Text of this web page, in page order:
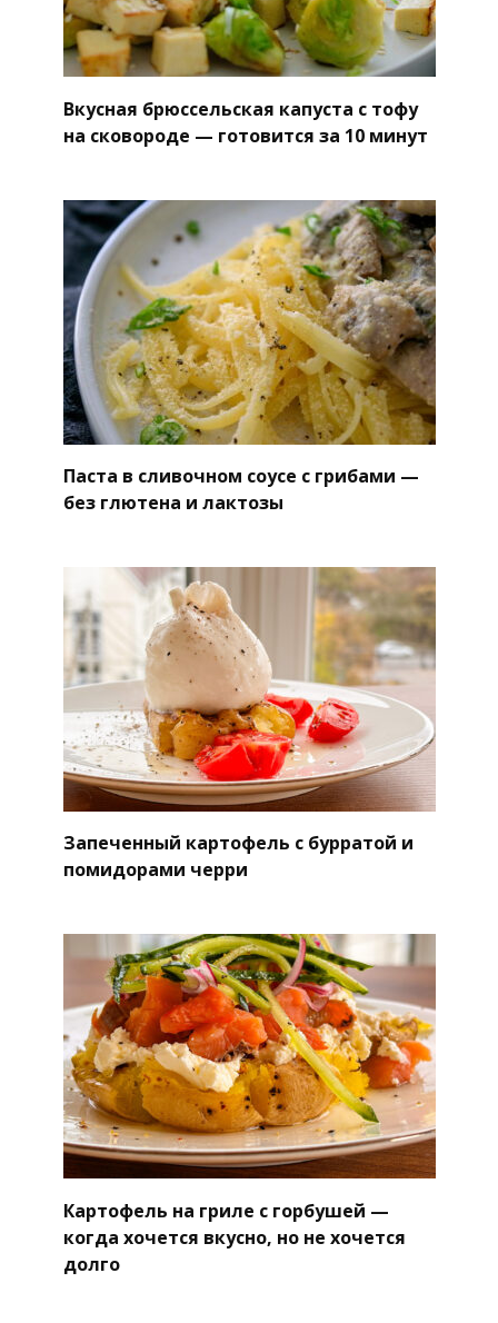
Вкусная брюссельская капуста с тофу
на сковороде — готовится за 10 минут
Паста в сливочном соусе с грибами —
без глютена и лактозы
Запеченный картофель с бурратой и
помидорами черри
Картофель на гриле с горбушей —
когда хочется вкусно, но не хочется
долго